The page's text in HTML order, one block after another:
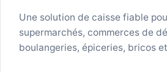
Une solution de caisse fiable
supermarchés, commerces de
boulangeries, épiceries, bricos